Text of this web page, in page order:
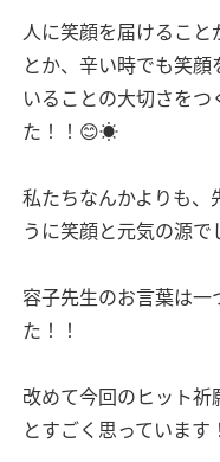
人に笑顔を届けるこ
とか、辛い時でも笑
いることの大切さを
た！！😊☀️
私たちなんかよりも、
うに笑顔と元気の源で
容子先生のお言葉は
た！！
改めて今回のヒット
とすごく思っています